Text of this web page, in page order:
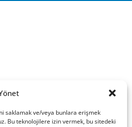
saklamak ve/veya bunlara erişmek
Bu teknolojilere izin vermek, bu sitedeki